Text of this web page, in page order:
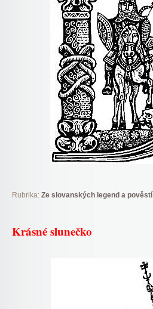
Rubrika: Ze slovanských legend a pověstí
Krásné slunečko